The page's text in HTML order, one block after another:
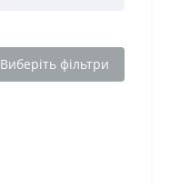
Виберіть фільтри